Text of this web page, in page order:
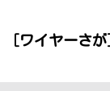
［ワイヤーさが